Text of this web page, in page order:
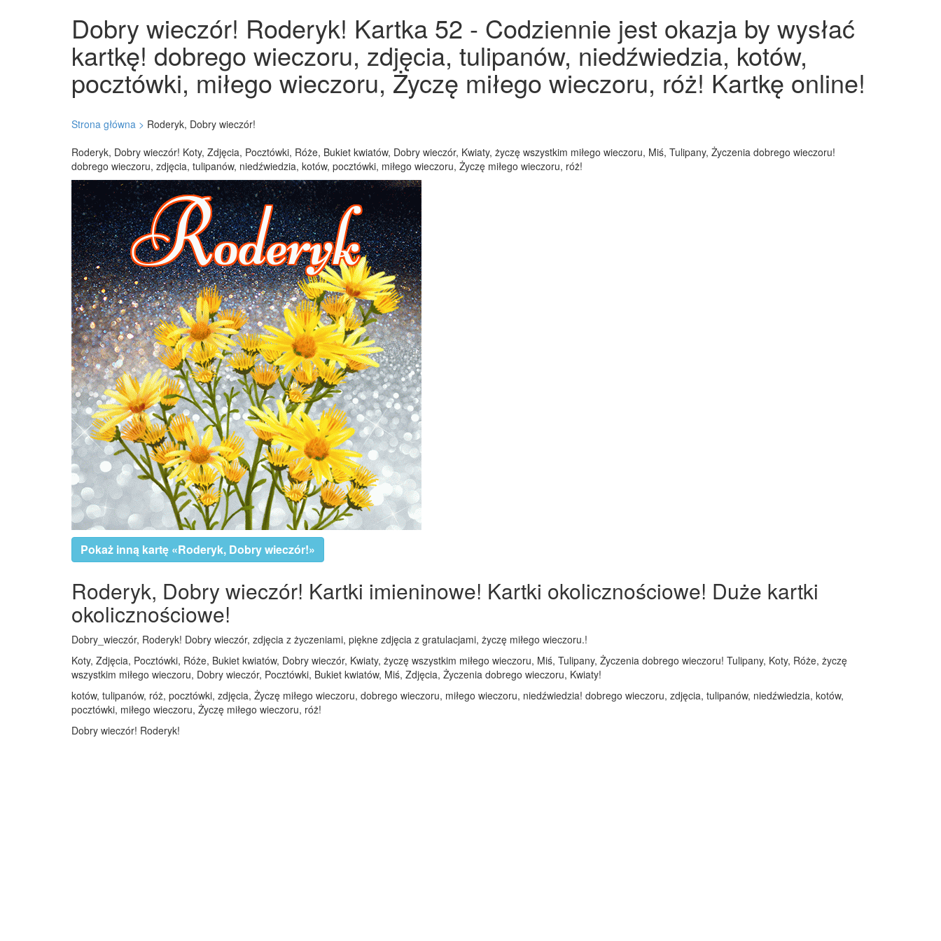
Dobry wieczór! Roderyk! Kartka 52 - Codziennie jest okazja by wysłać
kartkę! dobrego wieczoru, zdjęcia, tulipanów, niedźwiedzia, kotów,
pocztówki, miłego wieczoru, Życzę miłego wieczoru, róż! Kartkę online!
Strona główna > Roderyk, Dobry wieczór!
Roderyk, Dobry wieczór! Koty, Zdjęcia, Pocztówki, Róże, Bukiet kwiatów, Dobry wieczór, Kwiaty, życzę wszystkim miłego wieczoru, Miś, Tulipany, Życzenia dobrego wieczoru!
dobrego wieczoru, zdjęcia, tulipanów, niedźwiedzia, kotów, pocztówki, miłego wieczoru, Życzę miłego wieczoru, róż!
Pokaż inną kartę «Roderyk, Dobry wieczór!»
Roderyk, Dobry wieczór! Kartki imieninowe! Kartki okolicznościowe! Duże kartki
okolicznościowe!
Dobry_wieczór, Roderyk! Dobry wieczór, zdjęcia z życzeniami, piękne zdjęcia z gratulacjami, życzę miłego wieczoru.!
Koty, Zdjęcia, Pocztówki, Róże, Bukiet kwiatów, Dobry wieczór, Kwiaty, życzę wszystkim miłego wieczoru, Miś, Tulipany, Życzenia dobrego wieczoru! Tulipany, Koty, Róże, życzę
wszystkim miłego wieczoru, Dobry wieczór, Pocztówki, Bukiet kwiatów, Miś, Zdjęcia, Życzenia dobrego wieczoru, Kwiaty!
kotów, tulipanów, róż, pocztówki, zdjęcia, Życzę miłego wieczoru, dobrego wieczoru, miłego wieczoru, niedźwiedzia! dobrego wieczoru, zdjęcia, tulipanów, niedźwiedzia, kotów,
pocztówki, miłego wieczoru, Życzę miłego wieczoru, róż!
Dobry wieczór! Roderyk!